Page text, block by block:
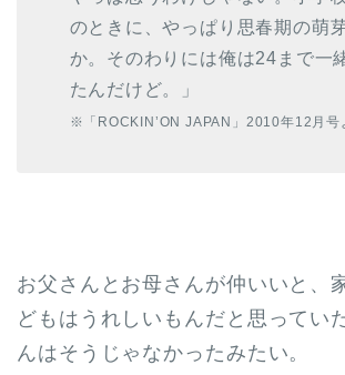
のときに、やっぱり思春期の萌
か。そのわりには俺は24まで一
たんだけど。」
※「ROCKIN’ON JAPAN」2010年12月号
お父さんとお母さんが仲いいと、
どもはうれしいもんだと思ってい
んはそうじゃなかったみたい。